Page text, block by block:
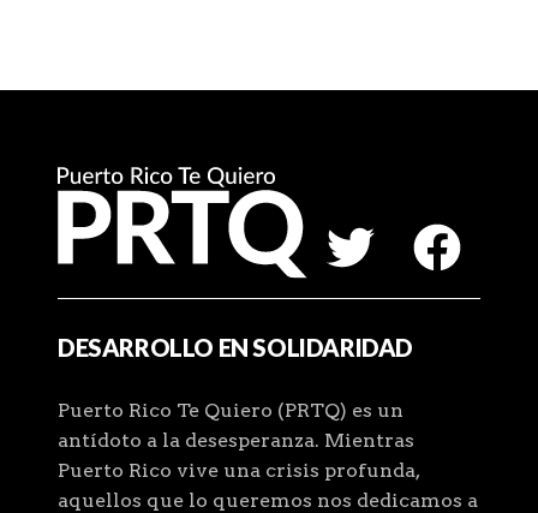
DESARROLLO EN SOLIDARIDAD
Puerto Rico Te Quiero (PRTQ) es un
antídoto a la desesperanza. Mientras
Puerto Rico vive una crisis profunda,
aquellos que lo queremos nos dedicamos a